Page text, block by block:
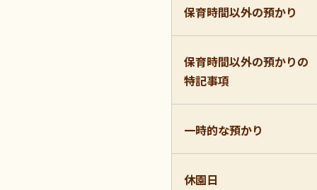
保育時間以外の預かり
保育時間以外の預かりの
特記事項
一時的な預かり
休園日